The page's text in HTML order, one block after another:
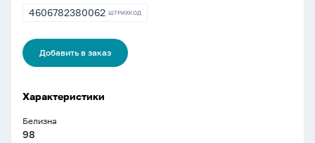
96Т5бвВ1
ШТРИХКОД
4606782380062 ШТРИХКОД
Добавить в заказ
Характеристики
Белизна
98